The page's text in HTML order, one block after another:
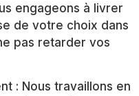
engageons à livrer
de votre choix dans
pas retarder vos
: Nous travaillons en